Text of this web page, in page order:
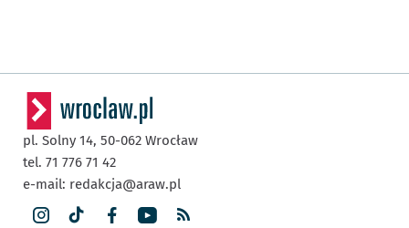
pl. Solny 14, 50-062 Wrocław
tel. 71 776 71 42
e-mail: redakcja@araw.pl